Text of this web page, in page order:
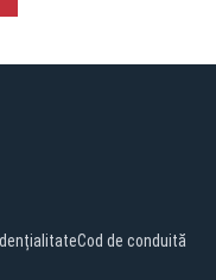
Cod de conduită